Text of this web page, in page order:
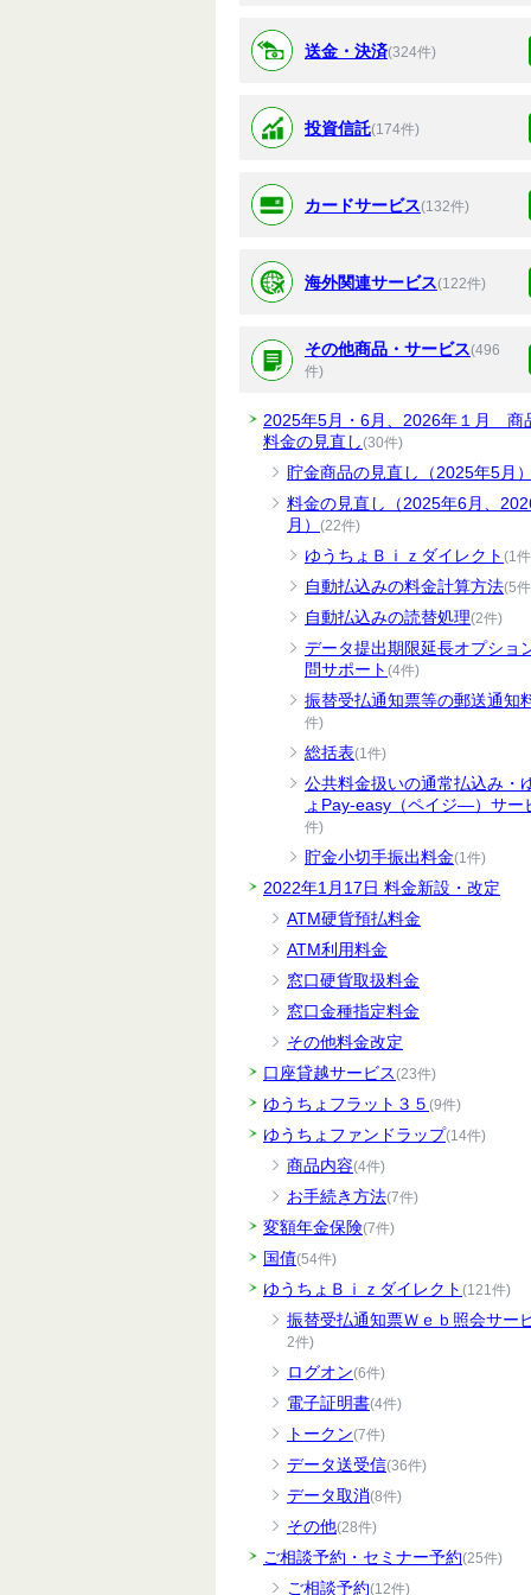
送金・決済(324件)
投資信託(174件)
カードサービス(132件)
海外関連サービス(122件)
その他商品・サービス(496
件)
2025年5月・6月、2026年１月 商
料金の見直し(30件)
貯金商品の見直し（2025年5月）
料金の見直し（2025年6月、
月） (22件)
ゆうちょＢｉｚダイレクト (1
自動払込みの料金計算方法(5
自動払込みの読替処理(2件)
データ提出期限延長オプショ
問サポート (4件)
振替受払通知票等の郵送通知
件)
総括表(1件)
公共料金扱いの通常払込み・
ょPay-easy（ペイジ―）サー
件)
貯金小切手振出料金(1件)
2022年1月17日 料金新設・改定
ATM硬貨預払料金
ATM利用料金
窓口硬貨取扱料金
窓口金種指定料金
その他料金改定
口座貸越サービス(23件)
ゆうちょフラット３５ (9件)
ゆうちょファンドラップ(14件)
商品内容(4件)
お手続き方法(7件)
変額年金保険(7件)
国債(54件)
ゆうちょＢｉｚダイレクト (121件)
振替受払通知票Ｗｅｂ照会サー
2件)
ログオン(6件)
電子証明書(4件)
トークン(7件)
データ送受信(36件)
データ取消(8件)
その他(28件)
ご相談予約・セミナー予約(25件)
ご相談予約(12件)